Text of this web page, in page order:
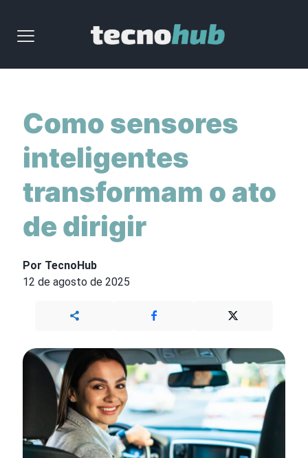
Como sensores
inteligentes
transformam o ato
de dirigir
Por TecnoHub
12 de agosto de 2025